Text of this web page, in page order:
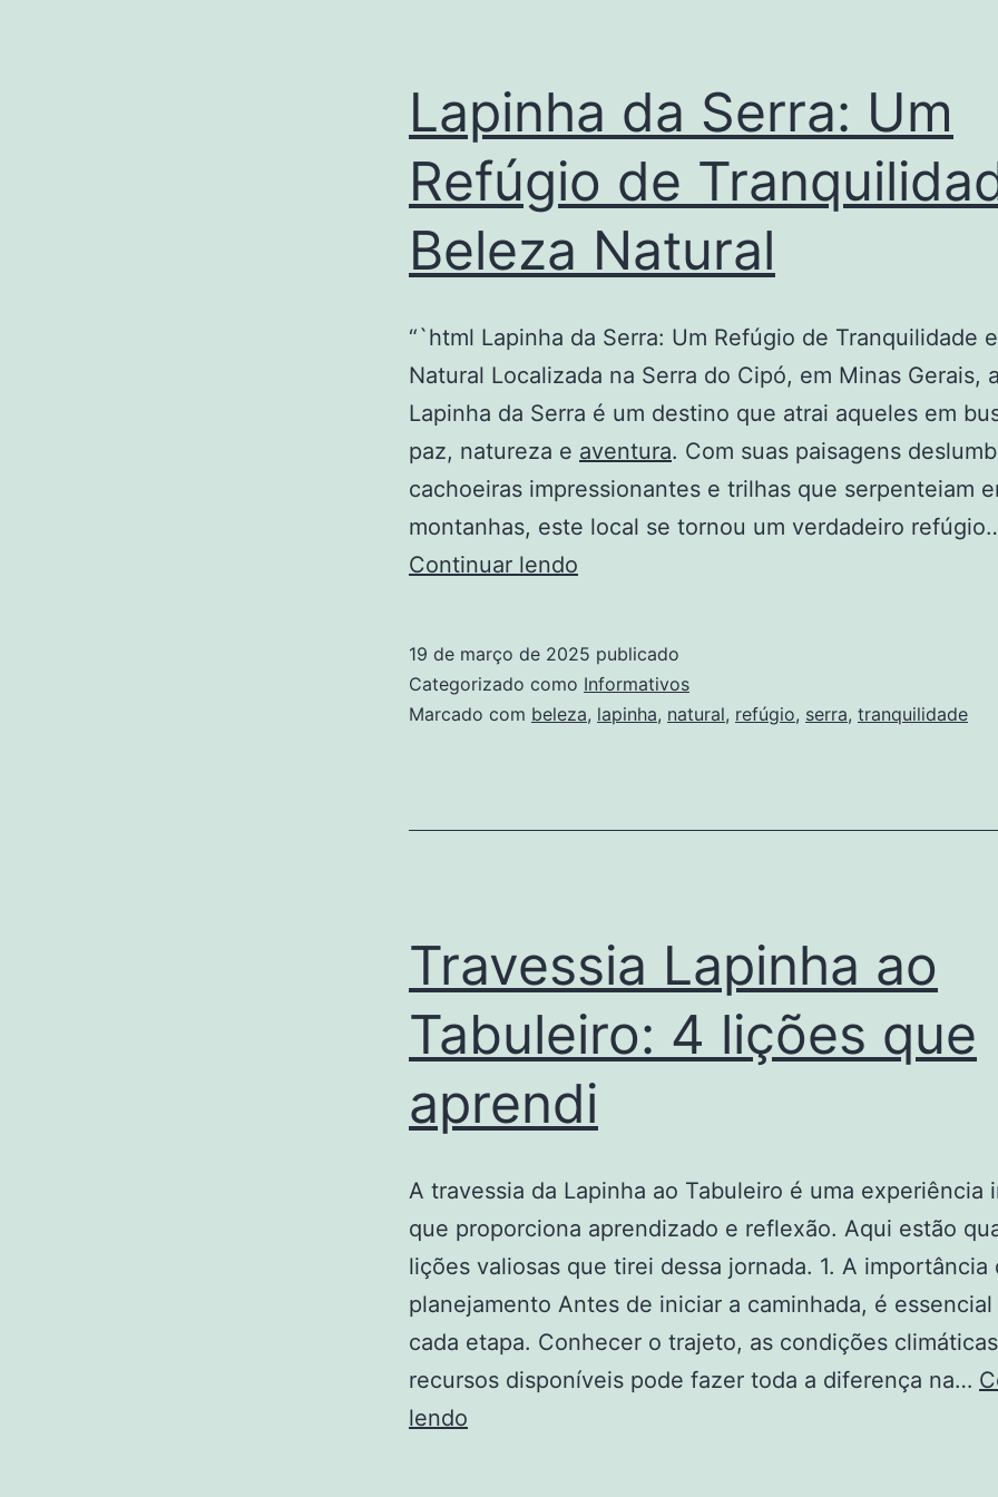
Lapinha da Serra: Um
Refúgio de
Beleza Natural
“`html Lapinha da Serra: Um Refúgio de Tranquilidade
Natural Localizada na Serra do Cipó, em Minas Gerais,
Lapinha da Serra é um destino que atrai aqueles em
paz, natureza e aventura. Com suas paisagens
cachoeiras impressionantes e trilhas que serpenteiam
montanhas, este local se tornou um verdadeiro
Continuar lendo
Um
Refúgio
e
19 de março de 2025 publicado
Categorizado como Informativos
Marcado com beleza, lapinha, natural, refúgio, serra, tranquilidade
Travessia Lapinha ao
Tabuleiro: 4 lições que
aprendi
A travessia da Lapinha ao Tabuleiro é uma experiência
que proporciona aprendizado e reflexão. Aqui estão
lições valiosas que tirei dessa jornada. 1. A importância
planejamento Antes de iniciar a caminhada, é
cada etapa. Conhecer o trajeto, as condições
recursos disponíveis pode fazer toda a diferença na…
lendo